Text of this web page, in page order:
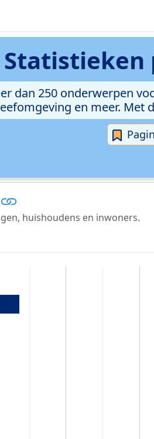
Statistieken
dan 250 onderwerpen
en meer.
huishoudens en inwoners.